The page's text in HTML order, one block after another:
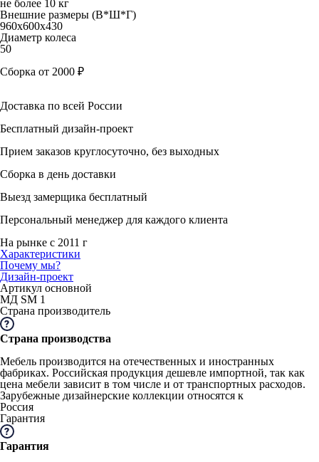
не более 10 кг
Внешние размеры (В*Ш*Г)
960x600x430
Диаметр колеса
50
Сборка от 2000 ₽
Доставка по всей России
Бесплатный дизайн-проект
Прием заказов круглосуточно, без выходных
Сборка в день доставки
Выезд замерщика бесплатный
Персональный менеджер для каждого клиента
На рынке с 2011 г
Характеристики
Почему мы?
Дизайн-проект
Артикул основной
МД SM 1
Страна производитель
Страна производства
Мебель производится на отечественных и иностранных
фабриках. Российская продукция дешевле импортной, так как
цена мебели зависит в том числе и от транспортных расходов.
Зарубежные дизайнерские коллекции относятся к
Россия
Гарантия
Гарантия